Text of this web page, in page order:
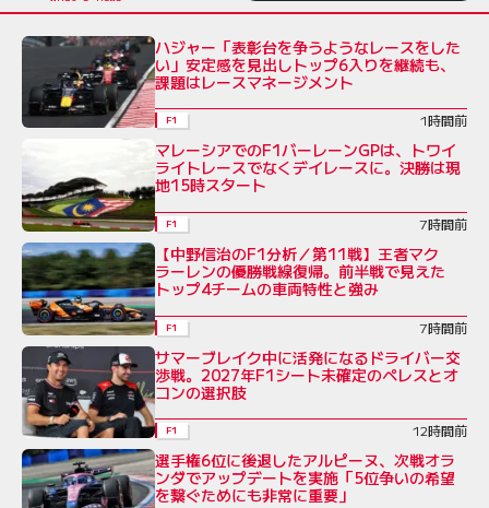
ハジャー「表彰台を争うようなレースをした
い」安定感を見出しトップ6入りを継続も、
課題はレースマネージメント
F1 1時間前
マレーシアでのF1バーレーンGPは、トワイ
ライトレースでなくデイレースに。決勝は現
地15時スタート
F1 7時間前
【中野信治のF1分析／第11戦】王者マク
ラーレンの優勝戦線復帰。前半戦で見えた
トップ4チームの車両特性と強み
F1 7時間前
サマーブレイク中に活発になるドライバー交
渉戦。2027年F1シート未確定のペレスとオ
コンの選択肢
F1 12時間前
選手権6位に後退したアルピーヌ、次戦オラ
ンダでアップデートを実施「5位争いの希望
を繋ぐためにも非常に重要」